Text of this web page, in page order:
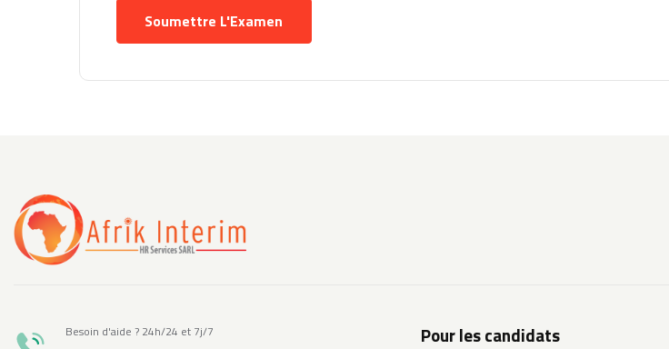
Besoin d'aide ? 24h/24 et 7j/7 Pour les candidats